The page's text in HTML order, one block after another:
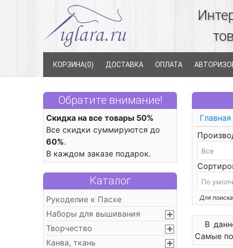
КОРЗИНА(0) ДОСТАВКА ОПЛАТА
Обратите внимание!
Скидка на все товары 50%
Все скидки суммируются до
60%.
В каждом заказе подарок.
Каталог
Рукоделие к Пасхе
Наборы для вышивания
Творчество
Канва, ткань
Главная
Для
В
Самые